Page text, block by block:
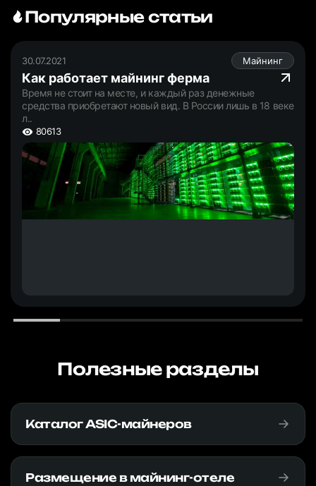
Популярные статьи
30.07.2021 Майнинг
Как работает майнинг ферма
Время не стоит на месте, и каждый раз денежные
средства приобретают новый вид. В России лишь в 18 веке
л..
80613
Полезные разделы
Каталог ASIC-майнеров
Размещение в майнинг-отеле